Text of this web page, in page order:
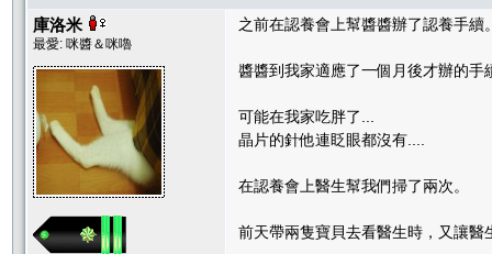
庫洛米
最愛: 咪醬＆咪嚕
之前在認養會上幫醬醬辦了認養手續
醬醬到我家適應了一個月後才辦的手
可能在我家吃胖了...
晶片的針他連眨眼都沒有....
在認養會上醫生幫我們掃了兩次。
前天帶兩隻寶貝去看醫生時，又讓醫